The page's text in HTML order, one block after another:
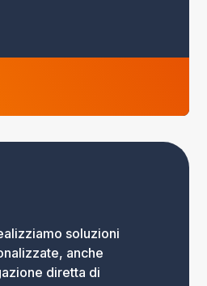
soluzioni
anche
diretta di